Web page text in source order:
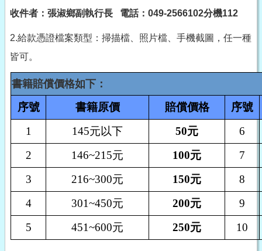
收件者：張淑鄉副執行長 電話：049-2566102分機112
2.給款憑證檔案類型：掃描檔、照片檔、手機截圖，任一種
皆可。
書籍賠償價格如下：
序號 書籍原價 賠償價格
序號
1
145元以下 50元
6
2
146~215元 100元
7
3
216~300元 150元
8
4
301~450元 200元
9
5
451~600元 250元 10